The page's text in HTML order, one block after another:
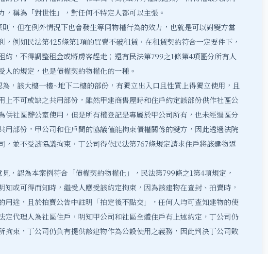
，稱為「對世性」，對任何不特定人都可以主張。
，但在例外情況下也會發生等同物權行為的效力，也就是可以對雙方當
，例如民法第425條第1項的買賣不破租賃，在租賃契約符合一定要件下，
約，不得調整租金或將房客趕走；還有民法第799之1條第4項區分所有人
人的規定，也是債權契約物權化的一種。
，該大樓一樓~地下二樓的部份，有獨立出入口且性質上得獨立使用，且
上不可或缺之共用部份，雖然甲建商售屋時和住戶約定該部份供作社區公
供社區辦公室使用，但是所有權登記是專屬於甲公司所有，也未經過區分
用部份，甲公司和住戶間的協議僅能拘束債權關係的雙方，因此透過法院
，並不受該協議拘束，丁公司得依民法第767條規定請求住戶將該建物返
，認為本案例符合「債權契約物權化」，民法第799條之1第4項規定，
知或可得而知時，繼受人應受該約定拘束，因為該建物在查封、拍賣時，
用途，且於拍賣公告中註明「拍定後不點交」，任何人均可查知建物的使
定代理人為社區住戶，明知甲公司和社區全體住戶有上述約定，丁公司仍
拘束，丁公司仍負有提供該建物作為公設使用之義務，因此判決丁公司敗